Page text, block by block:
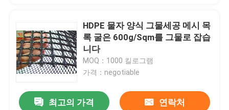
HDPE 물자 양식 그물세공 메시 목
록 굴은 600g/Sqm를 그물로 잡습
니다
MOQ：1000 킬로그램
가격：negotiable
최고의 가격 연락처